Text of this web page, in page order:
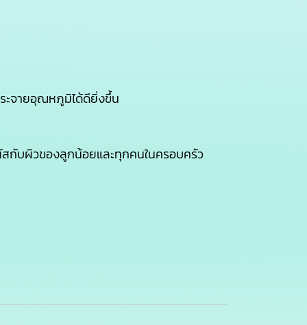
ะจายอุณหภูมิได้ดียิ่งขึ้น
สกับผิวของลูกน้อยและทุกคนในครอบครัว